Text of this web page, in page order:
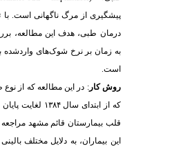
پیشگیری از مرگ ناگهانی است. با
درمان طبی، هدف این مطالعه،
به زمان بر نرخ شوک‌های واردشده به
است.
روش کار: در این مطالعه که از نوع
قلب بیمارستان قائم مشهد مراجعه
این بیماران، به دلایل مختلف بالینی